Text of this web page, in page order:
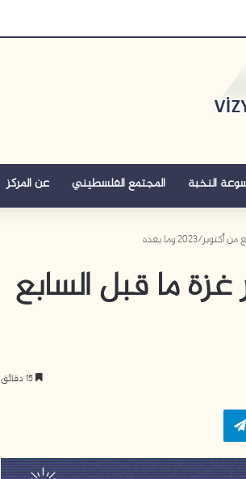
النخبة المجتمع الفلسطيني عن المركز
2023 وما بعده
ما قبل السابع